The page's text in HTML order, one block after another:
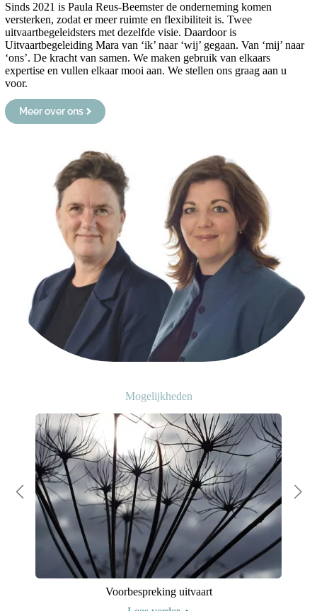
Sinds 2021 is Paula Reus-Beemster de onderneming komen
versterken, zodat er meer ruimte en flexibiliteit is. Twee
uitvaartbegeleidsters met dezelfde visie. Daardoor is
Uitvaartbegeleiding Mara van ‘ik’ naar ‘wij’ gegaan. Van ‘mij’ naar
‘ons’. De kracht van samen. We maken gebruik van elkaars
expertise en vullen elkaar mooi aan. We stellen ons graag aan u
voor.
Meer over ons
Mogelijkheden
Voorbespreking uitvaart